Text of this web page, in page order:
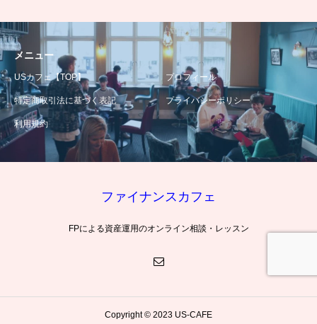
メニュー
USカフェ【TOP】 プロフィール
特定商取引法に基づく表記 プライバシーポリシー
利用規約
ファイナンスカフェ
FPによる資産運用のオンライン相談・レッスン
Copyright © 2023 US-CAFE